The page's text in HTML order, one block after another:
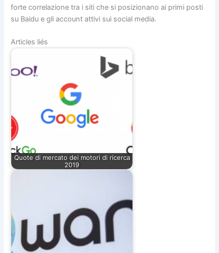
forte correlazione tra i siti che si posizionano ai primi posti
su Baidu e gli account attivi sui social media.
Articles liés
Quote di mercato dei motori di ricerca
2019